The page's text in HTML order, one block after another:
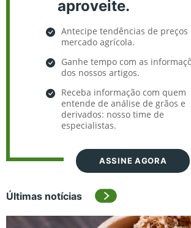
aproveite.
Antecipe tendências de preços
mercado agrícola.
Ganhe tempo com as
dos nossos artigos.
Receba informação com quem
entende de análise de grãos e
derivados: nosso time de
especialistas.
ASSINE AGORA
Últimas notícias